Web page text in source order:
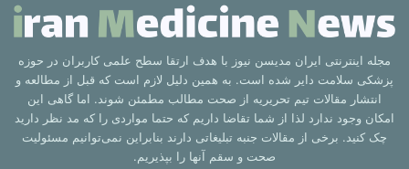
مجله اینترنتی ایران مدیسن نیوز با هدف ارتقا سطح علمی کاربران در حوزه
پزشکی سلامت دایر شده است. به همین دلیل لازم است که قبل از مطالعه و
انتشار مقالات تیم تحریریه از صحت مطالب مطمئن شوند. اما گاهی این
امکان وجود ندارد لذا از شما تقاضا داریم که حتما مواردی را که مد نظر دارید
چک کنید. برخی از مقالات جنبه تبلیغاتی دارند بنابراین نمی‌توانیم مسئولیت
صحت و سقم آنها را بپذیریم.